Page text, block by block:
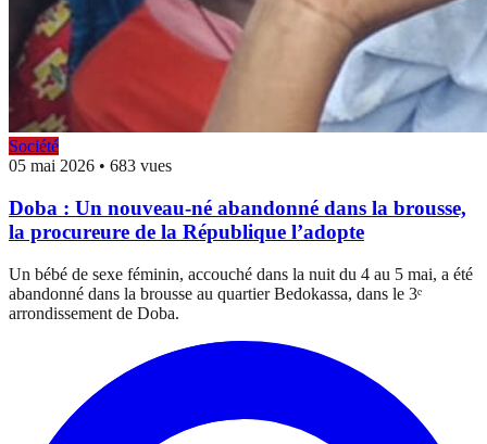
Société
05 mai 2026 • 683 vues
Doba : Un nouveau-né abandonné dans la brousse,
la procureure de la République l’adopte
Un bébé de sexe féminin, accouché dans la nuit du 4 au 5 mai, a été
abandonné dans la brousse au quartier Bedokassa, dans le 3ᵉ
arrondissement de Doba.